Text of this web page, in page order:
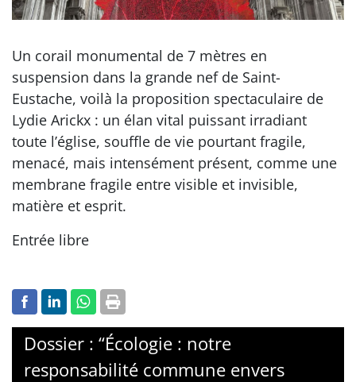
Un corail monumental de 7 mètres en
suspension dans la grande nef de Saint-
Eustache, voilà la proposition spectaculaire de
Lydie Arickx : un élan vital puissant irradiant
toute l’église, souffle de vie pourtant fragile,
menacé, mais intensément présent, comme une
membrane fragile entre visible et invisible,
matière et esprit.
Entrée libre
Dossier : “Écologie : notre
responsabilité commune envers